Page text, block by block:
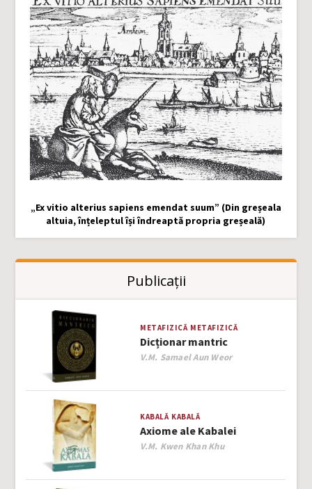
„Ex vitio alterius sapiens emendat suum” (Din greșeala
altuia, înțeleptul își îndreaptă propria greșeală)
Publicații
METAFIZICĂ METAFIZICĂ
Dicționar mantric
Author
V.M. Samael Aun Weor
KABALĂ KABALĂ
Axiome ale Kabalei
Author
V.M. Kwen Khan Khu